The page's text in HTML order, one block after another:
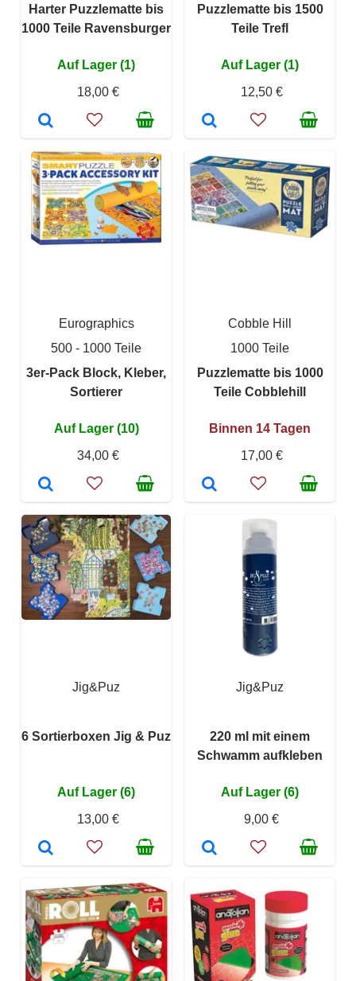
Harter Puzzlematte bis
1000 Teile Ravensburger
Auf Lager (1)
18,00 €
Puzzlematte bis 1500
Teile Trefl
Auf Lager (1)
12,50 €
Eurographics
500 - 1000 Teile
3er-Pack Block, Kleber,
Sortierer
Auf Lager (10)
34,00 €
Cobble Hill
1000 Teile
Puzzlematte bis 1000
Teile Cobblehill
Binnen 14 Tagen
17,00 €
Jig&Puz
6 Sortierboxen Jig & Puz
Auf Lager (6)
13,00 €
Jig&Puz
220 ml mit einem
Schwamm aufkleben
Auf Lager (6)
9,00 €